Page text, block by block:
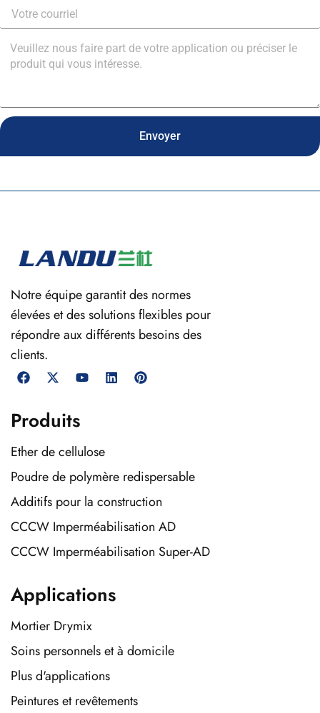
Envoyer
Notre équipe garantit des normes
élevées et des solutions flexibles pour
répondre aux différents besoins des
clients.
Produits
Ether de cellulose
Poudre de polymère redispersable
Additifs pour la construction
CCCW Imperméabilisation AD
CCCW Imperméabilisation Super-AD
Applications
Mortier Drymix
Soins personnels et à domicile
Plus d'applications
Peintures et revêtements